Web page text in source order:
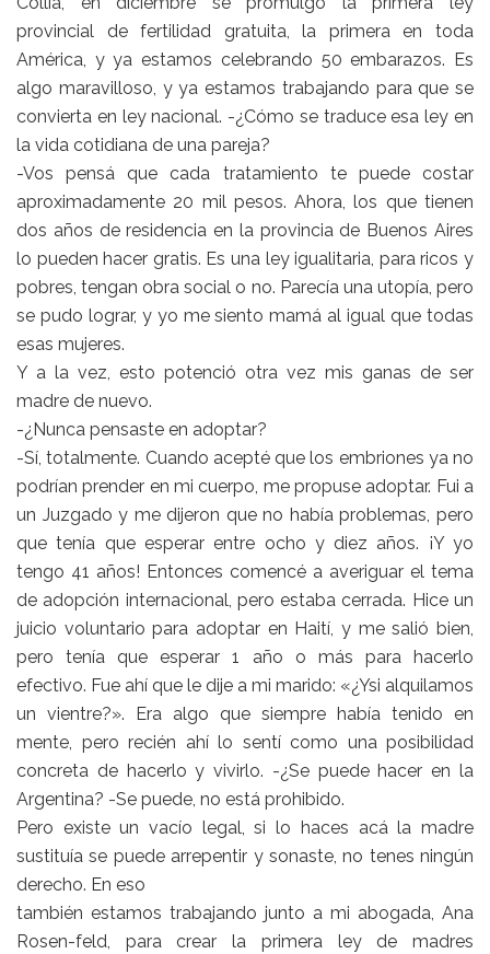
provincial de fertilidad gratuita, la primera en toda
América, y ya estamos celebrando 50 embarazos. Es
algo maravilloso, y ya estamos trabajando para que se
convierta en ley nacional. -¿Cómo se traduce esa ley en
la vida cotidiana de una pareja?
-Vos pensá que cada tratamiento te puede costar
aproximadamente 20 mil pesos. Ahora, los que tienen
dos años de residencia en la provincia de Buenos Aires
lo pueden hacer gratis. Es una ley igualitaria, para ricos y
pobres, tengan obra social o no. Parecía una utopía, pero
se pudo lograr, y yo me siento mamá al igual que todas
esas mujeres.
Y a la vez, esto potenció otra vez mis ganas de ser
madre de nuevo.
-¿Nunca pensaste en adoptar?
-Sí, totalmente. Cuando acepté que los embriones ya no
podrían prender en mi cuerpo, me propuse adoptar. Fui a
un Juzgado y me dijeron que no había problemas, pero
que tenía que esperar entre ocho y diez años. ¡Y yo
tengo 41 años! Entonces comencé a averiguar el tema
de adopción internacional, pero estaba cerrada. Hice un
juicio voluntario para adoptar en Haití, y me salió bien,
pero tenía que esperar 1 año o más para hacerlo
efectivo. Fue ahí que le dije a mi marido: «¿Ysi alquilamos
un vientre?». Era algo que siempre había tenido en
mente, pero recién ahí lo sentí como una posibilidad
concreta de hacerlo y vivirlo. -¿Se puede hacer en la
Argentina? -Se puede, no está prohibido.
Pero existe un vacío legal, si lo haces acá la madre
sustituía se puede arrepentir y sonaste, no tenes ningún
derecho. En eso
también estamos trabajando junto a mi abogada, Ana
Rosen-feld, para crear la primera ley de madres